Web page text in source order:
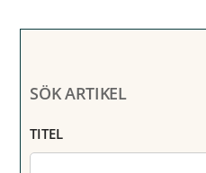
SÖK ARTIKEL
TITEL